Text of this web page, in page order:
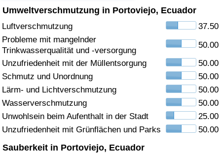
Umweltverschmutzung in Portoviejo, Ecuador
Luftverschmutzung
37.50
Probleme mit mangelnder
Trinkwasserqualität und -versorgung
50.00
Unzufriedenheit mit der Müllentsorgung
50.00
Schmutz und Unordnung
50.00
Lärm- und Lichtverschmutzung
50.00
Wasserverschmutzung
50.00
Unwohlsein beim Aufenthalt in der Stadt
25.00
Unzufriedenheit mit Grünflächen und Parks
50.00
Sauberkeit in Portoviejo, Ecuador
Kriminalitäts-Index (aktuell)
Kriminalitäts-Index
Kriminalitätsindex nach Land
Gesundheitsversorgung
Gesundheitsversorgungs-Index (aktuell)